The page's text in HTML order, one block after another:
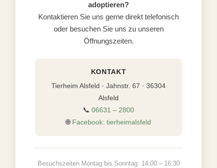
adoptieren?
Kontaktieren Sie uns gerne direkt telefonisch
oder besuchen Sie uns zu unseren
Öffnungszeiten.
KONTAKT
Tierheim Alsfeld · Jahnstr. 67 · 36304
Alsfeld
📞 06631 – 2800
🌐 Facebook: tierheimalsfeld
Besuchszeiten Montag bis Sonntag: 14:00 – 16:30